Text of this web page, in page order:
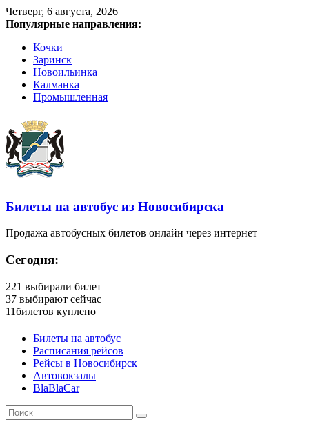
Четверг, 6 августа, 2026
Популярные направления:
Кочки
Заринск
Новоильинка
Калманка
Промышленная
Билеты на автобус из Новосибирска
Продажа автобусных билетов онлайн через интернет
Сегодня:
221 выбирали билет
37 выбирают сейчас
11билетов куплено
Билеты на автобус
Расписания рейсов
Рейсы в Новосибирск
Автовокзалы
BlaBlaCar